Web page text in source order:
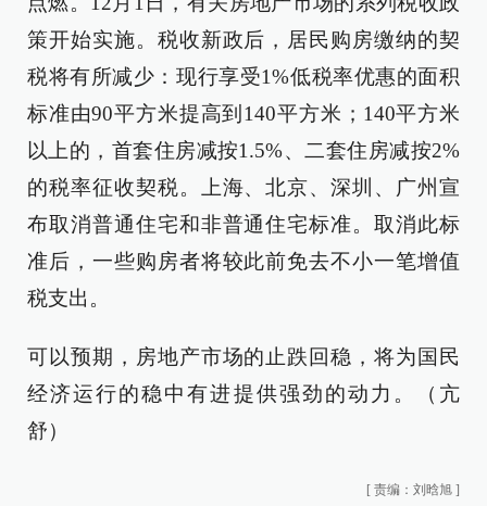
策开始实施。税收新政后，居民购房缴纳的契
税将有所减少：现行享受1%低税率优惠的面积
标准由90平方米提高到140平方米；140平方米
以上的，首套住房减按1.5%、二套住房减按2%
的税率征收契税。上海、北京、深圳、广州宣
布取消普通住宅和非普通住宅标准。取消此标
准后，一些购房者将较此前免去不小一笔增值
税支出。
可以预期，房地产市场的止跌回稳，将为国民
经济运行的稳中有进提供强劲的动力。（亢
舒）
[ 责编：刘晗旭 ]